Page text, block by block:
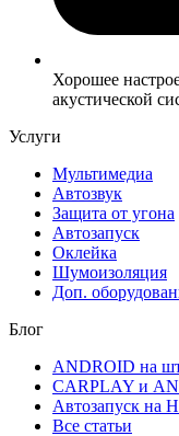
Хорошее
акустической
Услуги
Мультимедиа
Автозвук
Защита от угона
Автозапуск
Оклейка
Шумоизоляция
Доп.
Блог
ANDROID на
CARPLAY и
Автозапуск на
Все статьи